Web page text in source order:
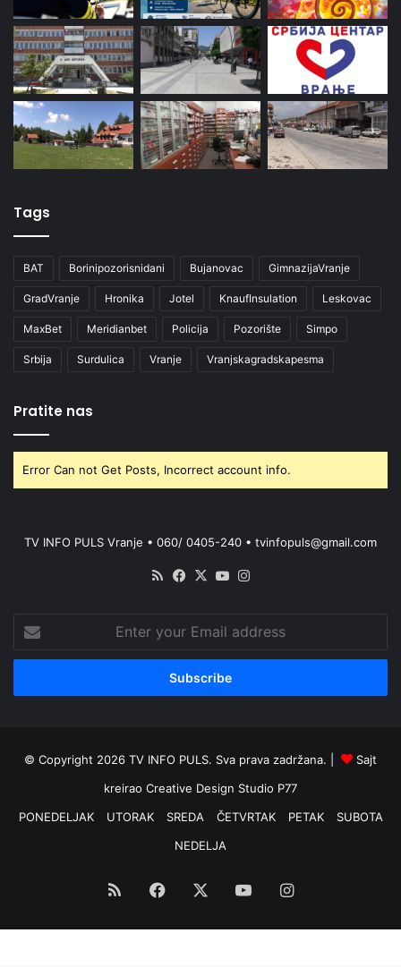
Tags
BAT Borinipozorisnidani Bujanovac GimnazijaVranje
GradVranje Hronika Jotel KnaufInsulation Leskovac
MaxBet Meridianbet Policija Pozorište Simpo
Srbija Surdulica Vranje Vranjskagradskapesma
Pratite nas
Error Can not Get Posts, Incorrect account info.
TV INFO PULS Vranje • 060/ 0405-240 • tvinfopuls@gmail.com
RSS Facebook
X YouTube
your
Email
© Copyright 2026 TV INFO PULS. Sva prava zadržana. |
Sajt
kreirao Creative Design Studio P77
PONEDELJAK
UTORAK SREDA ČETVRTAK PETAK
SUBOTA
NEDELJA
RSS Facebook YouTubeInstagram